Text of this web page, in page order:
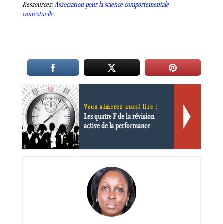
Ressources:Association pour la science comportementale
contextuelle.
Vous aimerez aussi lire :
Les quatre F de la révision
active de la performance